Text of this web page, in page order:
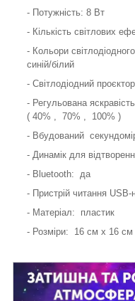
- Потужність: 8 Вт
- Кількість світлових
- Кольори
синій/білий
- Світлодіодний
- Регульована
( 40% , 70% , 100% )
- Вбудований
- Динамік для
- Bluetooth: да
- Пристрій читання
- Матеріал: пластик
- Розміри: 16 см х 16 см